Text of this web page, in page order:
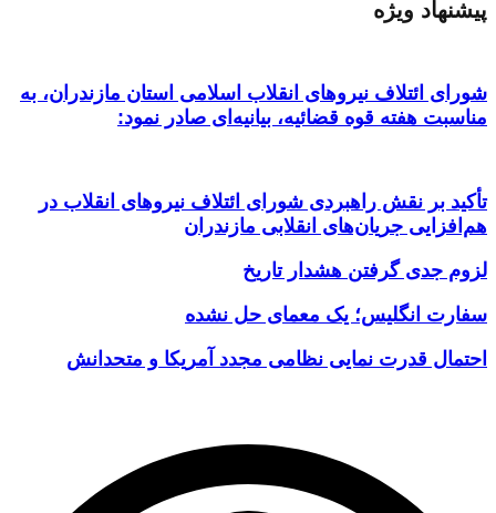
پیشنهاد ویژه
شورای ائتلاف نیروهای انقلاب اسلامی استان مازندران، به
مناسبت هفته قوه قضائیه، بیانیه‌ای صادر نمود:
تأکید بر نقش راهبردی شورای ائتلاف نیروهای انقلاب در
هم‌افزایی جریان‌های انقلابی مازندران
لزوم جدی گرفتن هشدار تاریخ
سفارت انگلیس؛ یک معمای حل نشده
احتمال قدرت نمایی نظامی مجدد آمریکا و متحدانش